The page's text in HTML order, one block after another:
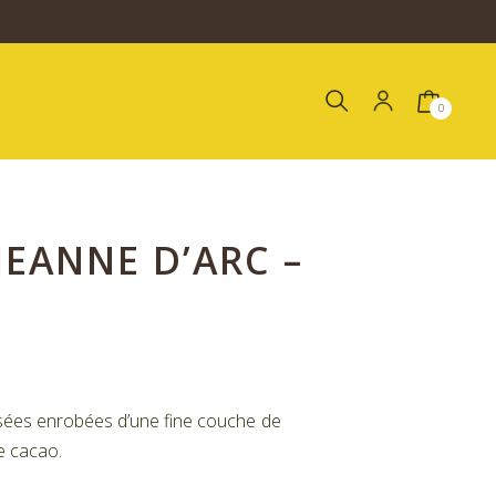
0
D’ARC –
enrobées d’une fine couche de
cacao.